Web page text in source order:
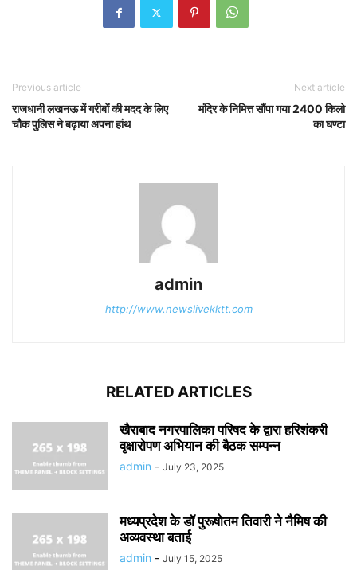
Previous article
राजधानी लखनऊ में गरीबों की मदद के लिए
चौक पुलिस ने बढ़ाया अपना हांथ
Next article
मंदिर के निमित्त सौंपा गया 2400 किलो
का घण्टा
admin
http://www.newslivekktt.com
RELATED ARTICLES
खैराबाद नगरपालिका परिषद के द्वारा हरिशंकरी
वृक्षारोपण अभियान की बैठक सम्पन्न
admin - July 23, 2025
मध्यप्रदेश के डॉ पुरूषोतम तिवारी ने नैमिष की
अव्यवस्था बताई
admin - July 15, 2025